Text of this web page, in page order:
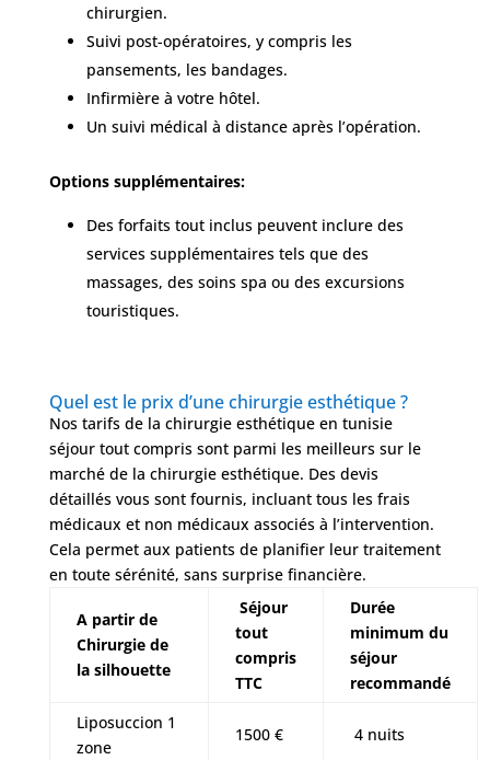
chirurgien.
Suivi post-opératoires, y compris les
pansements, les bandages.
Infirmière à votre hôtel.
Un suivi médical à distance après l’opération.
Options supplémentaires:
Des forfaits tout inclus peuvent inclure des
services supplémentaires tels que des
massages, des soins spa ou des excursions
touristiques.
Quel est le prix d’une chirurgie esthétique ?
Nos tarifs de la chirurgie esthétique en tunisie
séjour tout compris sont parmi les meilleurs sur le
marché de la chirurgie esthétique. Des devis
détaillés vous sont fournis, incluant tous les frais
médicaux et non médicaux associés à l’intervention.
Cela permet aux patients de planifier leur traitement
en toute sérénité, sans surprise financière.
A partir de
Chirurgie de
la silhouette
Séjour
tout
compris
TTC
Durée
minimum du
séjour
recommandé
Liposuccion 1
zone
1500 € 4 nuits